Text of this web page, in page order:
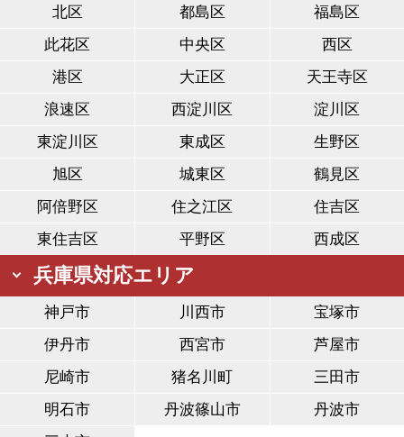
北区 都島区
福島区
此花区
中央区
西区
港区
大正区
天王寺区
浪速区
西淀川区
淀川区
東淀川区
東成区
生野区
旭区
城東区
鶴見区
阿倍野区
住之江区
住吉区
東住吉区
平野区 西成区
兵庫県対応エリア
神戸市 川西市
宝塚市
伊丹市
西宮市
芦屋市
尼崎市
猪名川町
三田市
明石市
丹波篠山市
丹波市